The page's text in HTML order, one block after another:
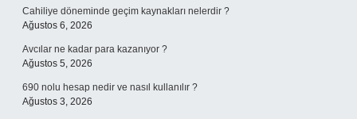
Cahiliye döneminde geçim kaynakları nelerdir ?
Ağustos 6, 2026
Avcılar ne kadar para kazanıyor ?
Ağustos 5, 2026
690 nolu hesap nedir ve nasıl kullanılır ?
Ağustos 3, 2026